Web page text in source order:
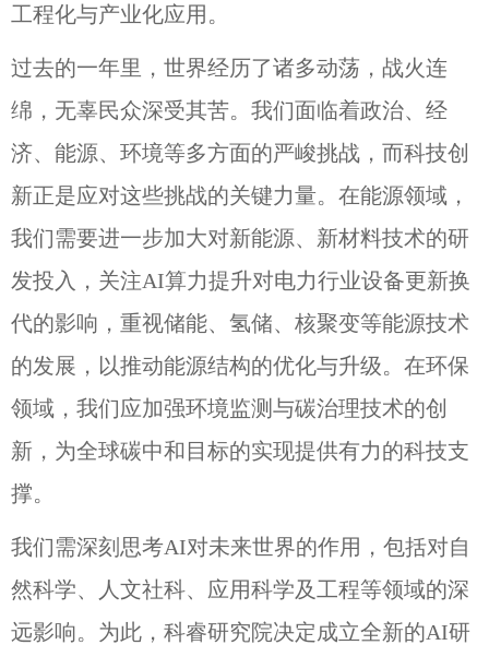
工程化与产业化应用。
过去的一年里，世界经历了诸多动荡，战火连
绵，无辜民众深受其苦。我们面临着政治、经
济、能源、环境等多方面的严峻挑战，而科技创
新正是应对这些挑战的关键力量。在能源领域，
我们需要进一步加大对新能源、新材料技术的研
发投入，关注AI算力提升对电力行业设备更新换
代的影响，重视储能、氢储、核聚变等能源技术
的发展，以推动能源结构的优化与升级。在环保
领域，我们应加强环境监测与碳治理技术的创
新，为全球碳中和目标的实现提供有力的科技支
撑。
我们需深刻思考AI对未来世界的作用，包括对自
然科学、人文社科、应用科学及工程等领域的深
远影响。为此，科睿研究院决定成立全新的AI研